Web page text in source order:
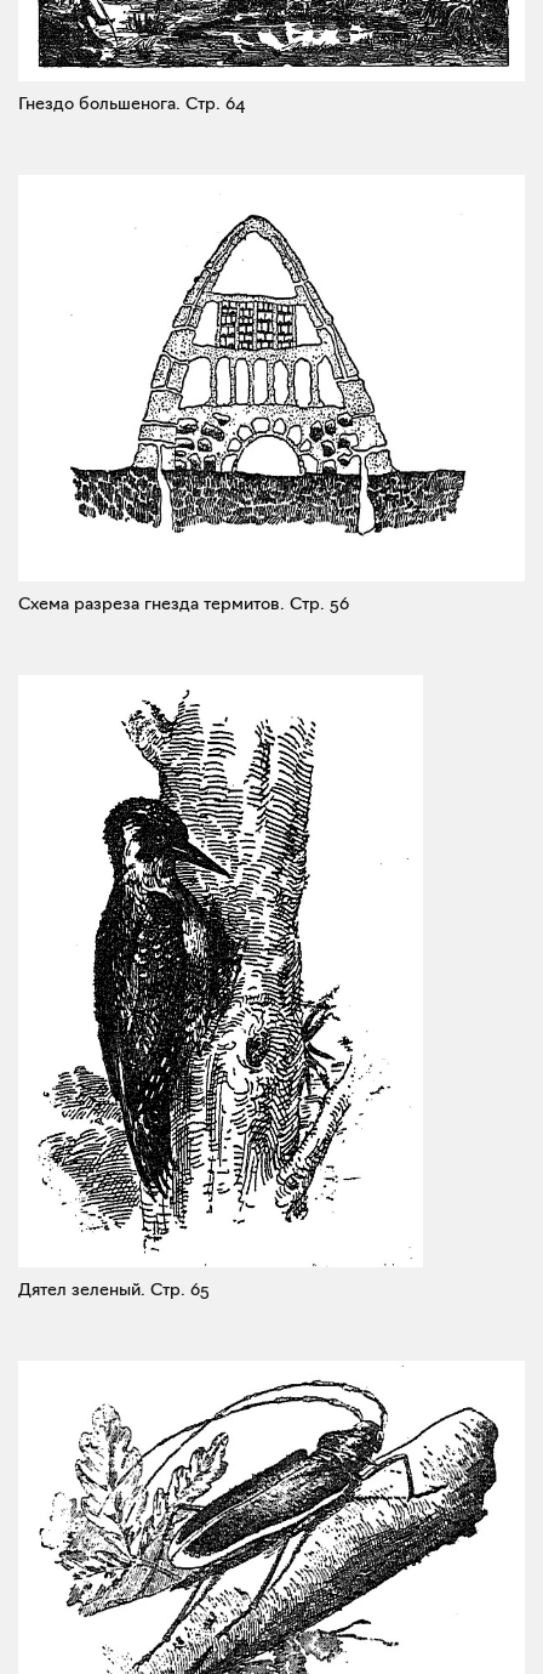
Гнездо большенога. Стр. 64
Схема разреза гнезда термитов. Стр. 56
Дятел зеленый. Стр. 65